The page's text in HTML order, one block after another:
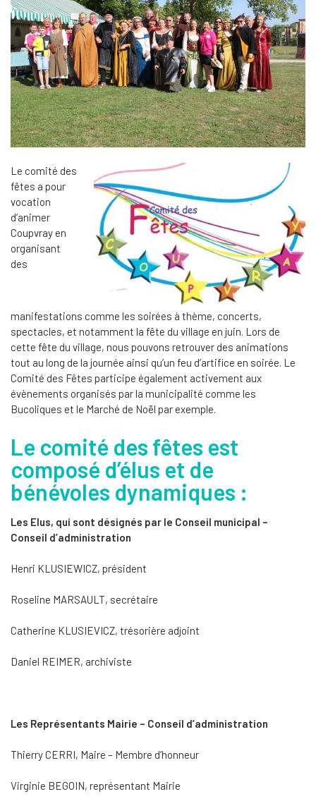
Le comité des
fêtes a pour
vocation
d’animer
Coupvray en
organisant
des
manifestations comme les soirées à thème, concerts,
spectacles, et notamment la fête du village en juin. Lors de
cette fête du village, nous pouvons retrouver des animations
tout au long de la journée ainsi qu’un feu d’artifice en soirée. Le
Comité des Fêtes participe également activement aux
évènements organisés par la municipalité comme les
Bucoliques et le Marché de Noël par exemple.
Le comité des fêtes est
composé d’élus et de
bénévoles dynamiques :
Les Elus, qui sont désignés par le Conseil municipal –
Conseil d’administration
Henri KLUSIEWICZ, président
Roseline MARSAULT, secrétaire
Catherine KLUSIEVICZ, trésorière adjoint
Daniel REIMER, archiviste
Les Représentants Mairie – Conseil d’administration
Thierry CERRI, Maire – Membre d’honneur
Virginie BEGOIN, représentant Mairie